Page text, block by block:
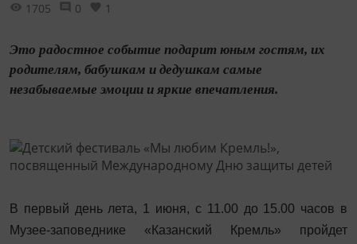
1705 0 1
Это радостное событие подарит юным гостям, их
родителям, бабушкам и дедушкам самые
незабываемые эмоции и яркие впечатления.
В первый день лета, 1 июня, с 11.00 до 15.00 часов в
Музее-заповеднике «Казанский Кремль» пройдет